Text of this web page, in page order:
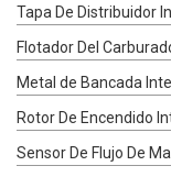
Tapa De Distribuidor
Flotador Del
Metal de Bancada
Rotor De Encendido
Sensor De Flujo De